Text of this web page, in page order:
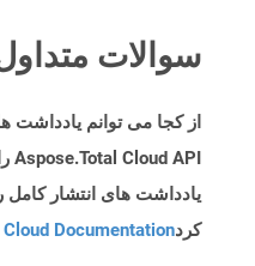
سوالات
از کجا می توانم یادداشت
Aspose.Total Cloud API را برای C++ پیدا کنم؟
یادداشت های انتشار
کردDocumentation